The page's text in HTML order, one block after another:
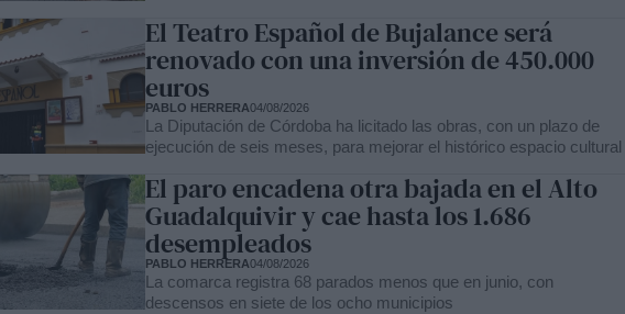
El Teatro Español de Bujalance será
renovado con una inversión de 450.000
euros
PABLO HERRERA04/08/2026
La Diputación de Córdoba ha licitado las obras, con un plazo de
ejecución de seis meses, para mejorar el histórico espacio cultural
El paro encadena otra bajada en el Alto
Guadalquivir y cae hasta los 1.686
desempleados
PABLO HERRERA04/08/2026
La comarca registra 68 parados menos que en junio, con
descensos en siete de los ocho municipios